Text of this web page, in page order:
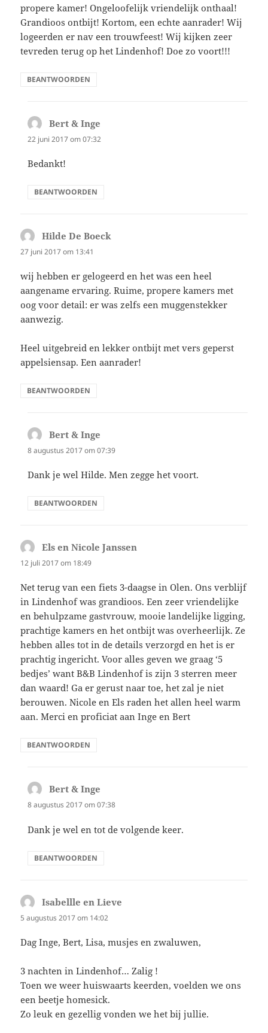
propere kamer! Ongeloofelijk vriendelijk onthaal!
Grandioos ontbijt! Kortom, een echte aanrader! Wij
logeerden er nav een trouwfeest! Wij kijken zeer
tevreden terug op het Lindenhof! Doe zo voort!!!
BEANTWOORDEN
Bert & Inge
22 juni 2017 om 07:32
Bedankt!
BEANTWOORDEN
Hilde De Boeck
27 juni 2017 om 13:41
wij hebben er gelogeerd en het was een heel
aangename ervaring. Ruime, propere kamers met
oog voor detail: er was zelfs een muggenstekker
aanwezig.
Heel uitgebreid en lekker ontbijt met vers geperst
appelsiensap. Een aanrader!
BEANTWOORDEN
Bert & Inge
8 augustus 2017 om 07:39
Dank je wel Hilde. Men zegge het voort.
BEANTWOORDEN
Els en Nicole Janssen
12 juli 2017 om 18:49
Net terug van een fiets 3-daagse in Olen. Ons verblijf
in Lindenhof was grandioos. Een zeer vriendelijke
en behulpzame gastvrouw, mooie landelijke ligging,
prachtige kamers en het ontbijt was overheerlijk. Ze
hebben alles tot in de details verzorgd en het is er
prachtig ingericht. Voor alles geven we graag ‘5
bedjes’ want B&B Lindenhof is zijn 3 sterren meer
dan waard! Ga er gerust naar toe, het zal je niet
berouwen. Nicole en Els raden het allen heel warm
aan. Merci en proficiat aan Inge en Bert
BEANTWOORDEN
Bert & Inge
8 augustus 2017 om 07:38
Dank je wel en tot de volgende keer.
BEANTWOORDEN
Isabellle en Lieve
5 augustus 2017 om 14:02
Dag Inge, Bert, Lisa, musjes en zwaluwen,
3 nachten in Lindenhof… Zalig !
Toen we weer huiswaarts keerden, voelden we ons
een beetje homesick.
Zo leuk en gezellig vonden we het bij jullie.